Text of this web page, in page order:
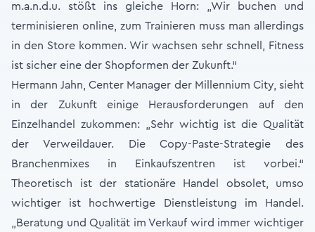
m.a.n.d.u. stößt ins gleiche Horn: „Wir buchen und
terminisieren online, zum Trainieren muss man allerdings
in den Store kommen. Wir wachsen sehr schnell, Fitness
ist sicher eine der Shopformen der Zukunft.“
Hermann Jahn, Center Manager der Millennium City, sieht
in der Zukunft einige Herausforderungen auf den
Einzelhandel zukommen: „Sehr wichtig ist die Qualität
der Verweildauer. Die Copy-Paste-Strategie des
Branchenmixes in Einkaufszentren ist vorbei.“
Theoretisch ist der stationäre Handel obsolet, umso
wichtiger ist hochwertige Dienstleistung im Handel.
„Beratung und Qualität im Verkauf wird immer wichtiger